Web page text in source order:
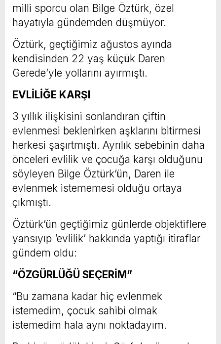
milli sporcu olan Bilge Öztürk, özel
hayatıyla gündemden düşmüyor.
Öztürk, geçtiğimiz ağustos ayında
kendisinden 22 yaş küçük Daren
Gerede’yle yollarını ayırmıştı.
EVLİLİĞE KARŞI
3 yıllık ilişkisini sonlandıran çiftin
evlenmesi beklenirken aşklarını bitirmesi
herkesi şaşırtmıştı. Ayrılık sebebinin daha
önceleri evlilik ve çocuğa karşı olduğunu
söyleyen Bilge Öztürk’ün, Daren ile
evlenmek istememesi olduğu ortaya
çıkmıştı.
Öztürk’ün geçtiğimiz günlerde objektiflere
yansıyıp ‘evlilik’ hakkında yaptığı itiraflar
gündem oldu:
“ÖZGÜRLÜĞÜ SEÇERİM”
“Bu zamana kadar hiç evlenmek
istemedim, çocuk sahibi olmak
istemedim hala aynı noktadayım.